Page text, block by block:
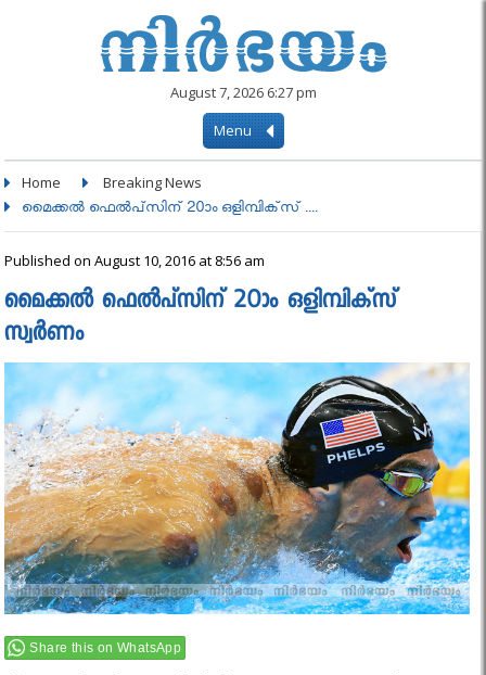
August 7, 2026 6:27 pm
Menu
Home Breaking News
മൈക്കല്‍ ഫെല്‍പ്‌സിന് 20ാം ഒളിമ്പിക്‌സ് ....
Published on August 10, 2016 at 8:56 am
മൈക്കല്‍ ഫെല്‍പ്‌സിന് 20ാം ഒളിമ്പിക്‌സ്
സ്വര്‍ണം
Share this on WhatsApp